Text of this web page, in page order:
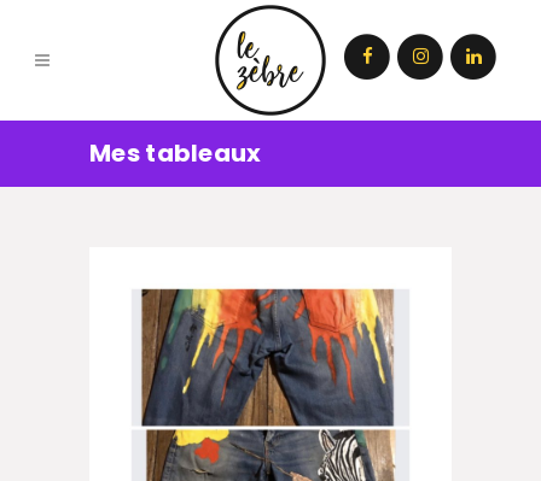
Mes tableaux